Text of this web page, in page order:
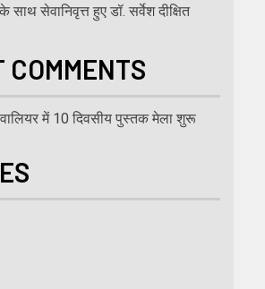
साथ सेवानिवृत्त हुए डॉ. सर्वेश दीक्षित
COMMENTS
में 10 दिवसीय पुस्तक मेला शुरू